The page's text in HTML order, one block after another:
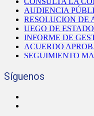
AUDIENCIA
RESOLUCION DE
UEGO DE
INFORME DE
ACUERDO
SEGUIMIENTO
Síguenos